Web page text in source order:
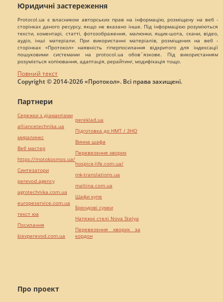
Юридичні застереження
Protocol.ua є власником авторських прав на інформацію, розміщену на веб -
сторінках даного ресурсу, якщо не вказано інше. Під інформацією розуміються
тексти, коментарі, статті, фотозображення, малюнки, ящик-шота, скани, відео,
аудіо, інші матеріали. При використанні матеріалів, розміщених на веб -
сторінках «Протокол» наявність гіперпосилання відкритого для індексації
пошуковими системами на protocol.ua обов`язкове. Під використанням
розуміється копіювання, адаптація, рерайтинг, модифікація тощо.
Повний текст
Copyright © 2014-2026 «Протокол». Всі права захищені.
Про проект
Партнери
Сережки з діамантами
alliancetechnika.ua
миралинкс
Веб мастер
https://motokosmos.ua/
Синтезатори
perevod.agency
agrotechnika.com.ua
europeservice.com.ua
текст юа
Посилання
kievperevod.com.ua
pereklad.ua
Підготовка до НМТ / ЗНО
Винна шафа
Перевезення хворих
hospice-life.com.ua/
mk-translations.ua
maltina.com.ua
Шафи купе
Брендові сумки
Натяжні стелі Nova Stelya
Перевезення хворих за
кордон